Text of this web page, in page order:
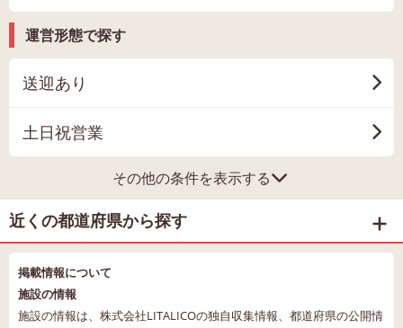
運営形態で探す
送迎あり
土日祝営業
その他の条件を表示する
近くの都道府県から探す
掲載情報について
施設の情報
施設の情報は、株式会社LITALICOの独自収集情報、都道府県の公開情